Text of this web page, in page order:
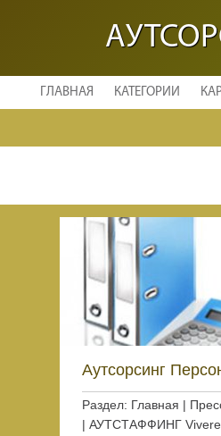
ГЛАВНАЯ КАТЕГОРИИ
Аутсорсинг
Раздел: Главная |
| АУТСТАФФИНГ Vivere